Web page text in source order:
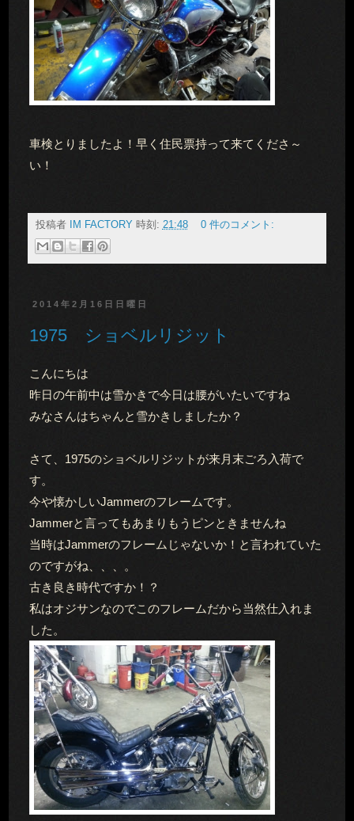
車検とりましたよ！早く住民票持って来てくださ～
い！
投稿者 IM FACTORY 時刻: 21:48 0 件のコメント:
2014年2月16日日曜日
1975 ショベルリジット
こんにちは
昨日の午前中は雪かきで今日は腰がいたいですね
みなさんはちゃんと雪かきしましたか？
さて、1975のショベルリジットが来月末ごろ入荷で
す。
今や懐かしいJammerのフレームです。
Jammerと言ってもあまりもうピンときませんね
当時はJammerのフレームじゃないか！と言われていた
のですがね、、、。
古き良き時代ですか！？
私はオジサンなのでこのフレームだから当然仕入れま
した。